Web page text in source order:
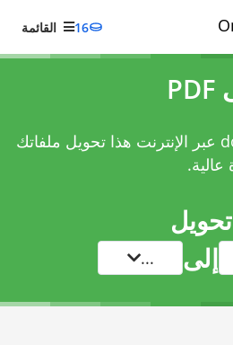
16 القائمة
يتيح لك محوّل document عبر الإنترنت هذا تحويل ملفاتك
تحويل
إلى ...